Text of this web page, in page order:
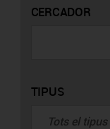
CERCADOR
TIPUS